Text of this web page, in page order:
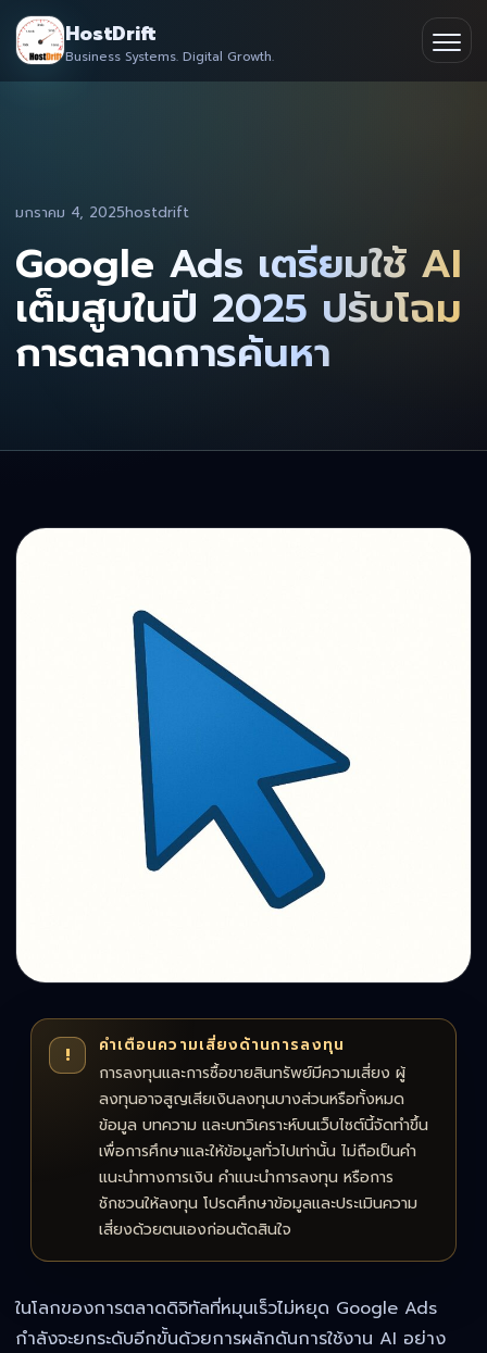
Skip
content
HostDrift
Business Systems. Digital Growth.
Partner
มกราคม 4, 2025hostdrift
Google Ads เตรียมใช้ AI
เต็มสูบในปี 2025 ปรับโฉม
การตลาดการค้นหา
!
คำเตือนความเสี่ยงด้านการลงทุน
การลงทุนและการซื้อขายสินทรัพย์มีความเสี่ยง ผู้
ลงทุนอาจสูญเสียเงินลงทุนบางส่วนหรือทั้งหมด
ข้อมูล บทความ และบทวิเคราะห์บนเว็บไซต์นี้จัดทำขึ้น
เพื่อการศึกษาและให้ข้อมูลทั่วไปเท่านั้น ไม่ถือเป็นคำ
แนะนำทางการเงิน คำแนะนำการลงทุน หรือการ
ชักชวนให้ลงทุน โปรดศึกษาข้อมูลและประเมินความ
เสี่ยงด้วยตนเองก่อนตัดสินใจ
ในโลกของการตลาดดิจิทัลที่หมุนเร็วไม่หยุด Google Ads
กำลังจะยกระดับอีกขั้นด้วยการผลักดันการใช้งาน AI อย่าง